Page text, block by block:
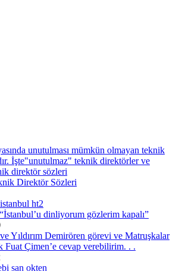
Direktör Sözleri
dinliyorum gözlerim kapalı”
Fuat Çimen’e cevap verebilirim. . .